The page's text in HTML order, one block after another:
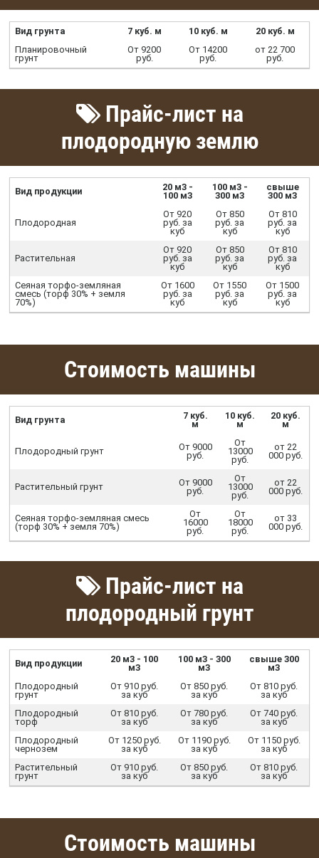
Вид грунта 7 куб. м 10 куб. м
20 куб. м
Планировочный
грунт
От 9200
руб.
От 14200
руб.
от 22 700
руб.
Прайс-лист на
плодородную землю
Вид продукции
20 м3 -
100 м3
100 м3 -
300 м3
свыше
300 м3
Плодородная
От 920
руб. за
куб
От 850
руб. за
куб
От 810
руб. за
куб
Растительная
От 920
руб. за
куб
От 850
руб. за
куб
От 810
руб. за
куб
Сеяная торфо-земляная
смесь (торф 30% + земля
70%)
От 1600
руб. за
куб
От 1550
руб. за
куб
От 1500
руб. за
куб
Стоимость машины
Вид грунта
7 куб.
м
10 куб.
м
20 куб.
м
Плодородный грунт
От 9000
руб.
От
13000
руб.
от 22
000 руб.
Растительный грунт
От 9000
руб.
От
13000
руб.
от 22
000 руб.
Сеяная торфо-земляная смесь
(торф 30% + земля 70%)
От
16000
руб.
От
18000
руб.
от 33
000 руб.
Прайс-лист на
плодородный грунт
Вид продукции
20 м3 - 100
м3
100 м3 - 300
м3
свыше 300
м3
Плодородный
грунт
От 910 руб.
за куб
От 850 руб.
за куб
От 810 руб.
за куб
Плодородный
торф
От 810 руб.
за куб
От 780 руб.
за куб
От 740 руб.
за куб
Плодородный
чернозем
От 1250 руб.
за куб
От 1190 руб.
за куб
От 1150 руб.
за куб
Растительный
грунт
От 910 руб.
за куб
От 850 руб.
за куб
От 810 руб.
за куб
Стоимость машины